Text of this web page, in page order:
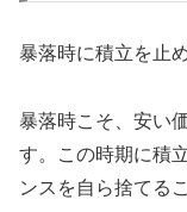
暴落時に積立を止
暴落時こそ、安い
す。この時期に積
ンスを自ら捨てる